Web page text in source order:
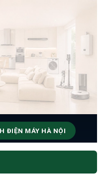
ĐIỆN MÁY HÀ NỘI
HÀNH